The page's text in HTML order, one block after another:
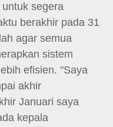
segera
berakhir pada 31
agar semua
sistem
efisien. "Saya
akhir
Januari saya
kepala